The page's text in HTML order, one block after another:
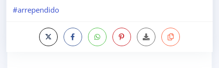
#arrependido